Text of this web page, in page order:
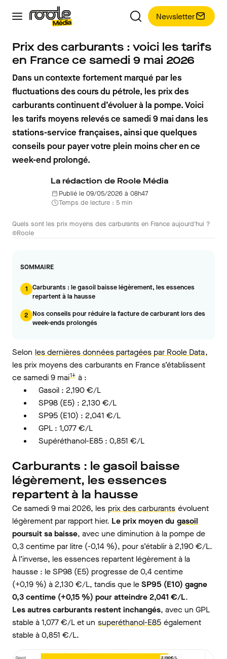
Newsletter
Prix des carburants : voici les tarifs
en France ce samedi 9 mai 2026
Dans un contexte fortement marqué par les
fluctuations des cours du pétrole, les prix des
carburants continuent d’évoluer à la pompe. Voici
les tarifs moyens relevés ce samedi 9 mai dans les
stations-service françaises, ainsi que quelques
conseils pour payer votre plein moins cher en ce
week-end prolongé.
La rédaction de Roole Média
Publié le 09/05/2026 à 08h47
Temps de lecture : 5 min
Quels sont les prix moyens des carburants en France aujourd'hui ?
©Roole
SOMMAIRE
1 Carburants : le gasoil baisse légèrement, les essences
repartent à la hausse
2 Nos conseils pour réduire la facture de carburant lors des
week-ends prolongés
Selon les dernières données partagées par Roole Data,
les prix moyens des carburants en France s’établissent
ce samedi 9 mai1↓ à :
Gasoil : 2,190 €/L
SP98 (E5) : 2,130 €/L
SP95 (E10) : 2,041 €/L
GPL : 1,077 €/L
Supéréthanol-E85 : 0,851 €/L
Carburants : le gasoil baisse
légèrement, les essences
repartent à la hausse
Ce samedi 9 mai 2026, les prix des carburants évoluent
légèrement par rapport hier. Le prix moyen du gasoil
poursuit sa baisse, avec une diminution à la pompe de
0,3 centime par litre (-0,14 %), pour s’établir à 2,190 €/L.
À l’inverse, les essences repartent légèrement à la
hausse : le SP98 (E5) progresse de 0,4 centime
(+0,19 %) à 2,130 €/L, tandis que leSP95 (E10) gagne
0,3 centime (+0,15 %) pour atteindre 2,041 €/L.
Les autres carburants restent inchangés, avec un GPL
stable à 1,077 €/L et un superéthanol-E85 également
stable à 0,851 €/L.